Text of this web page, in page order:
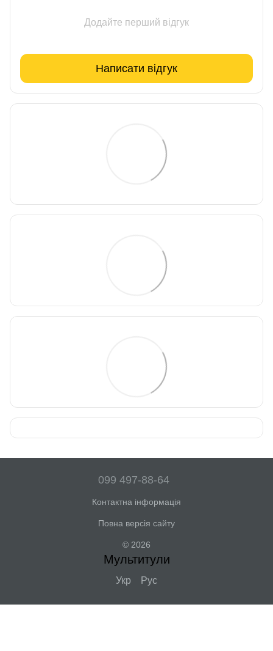
Додайте перший відгук
Написати відгук
099 497-88-64
Контактна інформація
Повна версія сайту
© 2026
Мультитули
Укр Рус